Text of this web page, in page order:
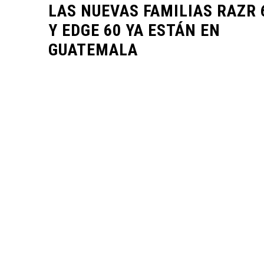
LAS NUEVAS FAMILIAS RAZR
Y EDGE 60 YA ESTÁN EN
GUATEMALA